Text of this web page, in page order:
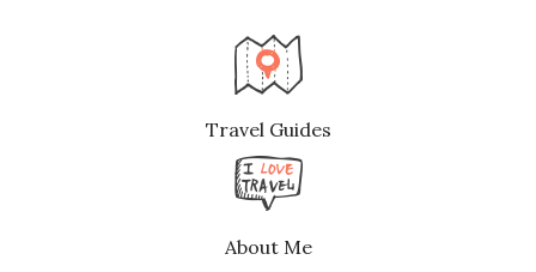
Travel Guides
About Me